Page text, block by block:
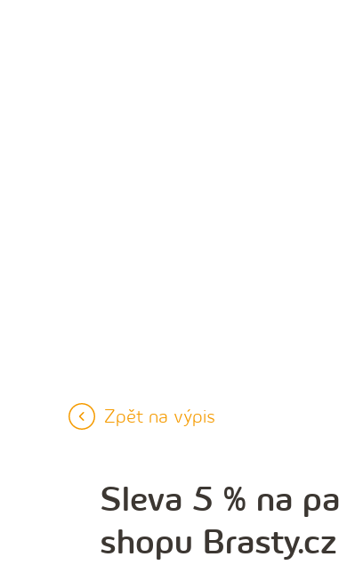
Zpět na výpis
Sleva 5 % na
shopu Brasty.cz